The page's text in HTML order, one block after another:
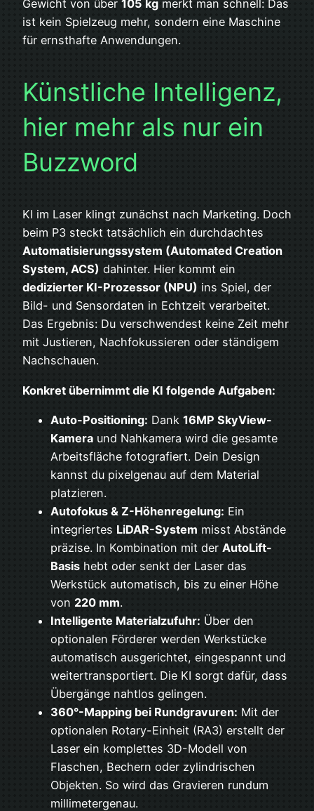
Gewicht von über 105 kg merkt man schnell: Das
ist kein Spielzeug mehr, sondern eine Maschine
für ernsthafte Anwendungen.
Künstliche Intelligenz,
hier mehr als nur ein
Buzzword
KI im Laser klingt zunächst nach Marketing. Doch
beim P3 steckt tatsächlich ein durchdachtes
Automatisierungssystem (Automated Creation
System, ACS) dahinter. Hier kommt ein
dedizierter KI-Prozessor (NPU) ins Spiel, der
Bild- und Sensordaten in Echtzeit verarbeitet.
Das Ergebnis: Du verschwendest keine Zeit mehr
mit Justieren, Nachfokussieren oder ständigem
Nachschauen.
Konkret übernimmt die KI folgende Aufgaben:
Auto-Positioning: Dank 16MP SkyView-
Kamera und Nahkamera wird die gesamte
Arbeitsfläche fotografiert. Dein Design
kannst du pixelgenau auf dem Material
platzieren.
Autofokus & Z-Höhenregelung: Ein
integriertes LiDAR-System misst Abstände
präzise. In Kombination mit der AutoLift-
Basis hebt oder senkt der Laser das
Werkstück automatisch, bis zu einer Höhe
von 220 mm.
Intelligente Materialzufuhr: Über den
optionalen Förderer werden Werkstücke
automatisch ausgerichtet, eingespannt und
weitertransportiert. Die KI sorgt dafür, dass
Übergänge nahtlos gelingen.
360°-Mapping bei Rundgravuren: Mit der
optionalen Rotary-Einheit (RA3) erstellt der
Laser ein komplettes 3D-Modell von
Flaschen, Bechern oder zylindrischen
Objekten. So wird das Gravieren rundum
millimetergenau.